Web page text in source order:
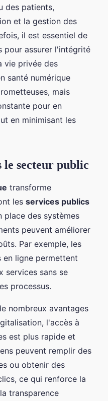
des patients,
et la gestion des
il est essentiel de
pour assurer l'intégrité
vie privée des
santé numérique
mais
pour en
en minimisant les
le secteur public
transforme
les services publics
place des systèmes
peuvent améliorer
Par exemple, les
en ligne permettent
services sans se
processus.
nombreux avantages
l'accès à
est plus rapide et
peuvent remplir des
ou obtenir des
ce qui renforce la
transparence